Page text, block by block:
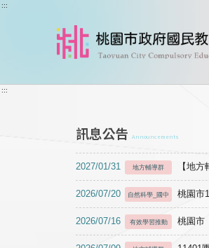
跳到主要內容
:::
:::
訊息公告 Announcements
2027/01/31 地方輔導群 【地
2026/07/20 自然科學_國中 桃園市
2026/07/16 有效學習推動 桃園市